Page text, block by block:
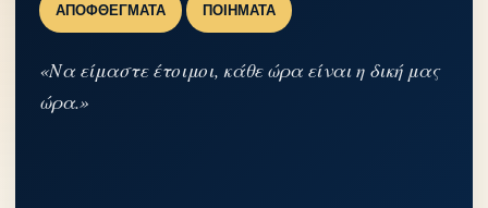
ΑΠΟΦΘΈΓΜΑΤΑ ΠΟΙΉΜΑΤΑ
«Να είμαστε έτοιμοι, κάθε ώρα είναι η δική μας
ώρα.»